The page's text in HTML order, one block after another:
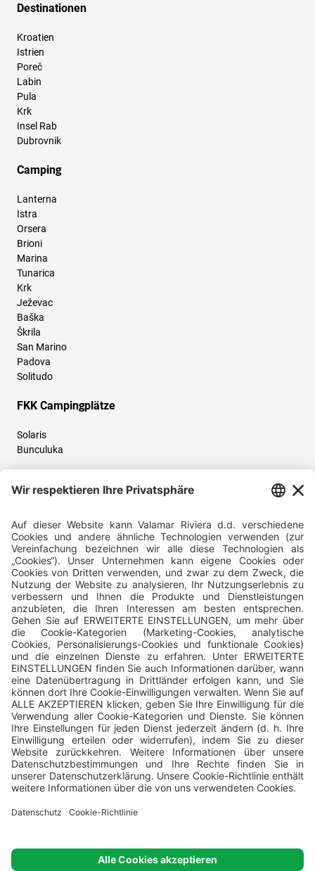
Destinationen
Kroatien
Istrien
Poreč
Labin
Pula
Krk
Insel Rab
Dubrovnik
Camping
Lanterna
Istra
Orsera
Brioni
Marina
Tunarica
Krk
Ježevac
Baška
Škrila
San Marino
Padova
Solitudo
FKK Campingplätze
Solaris
Bunculuka
Folgen Sie uns und teilen Sie Ihr Urlaubserlebnis mit uns!
Der Betreiber aller Campingplätze ist das Unternehmen